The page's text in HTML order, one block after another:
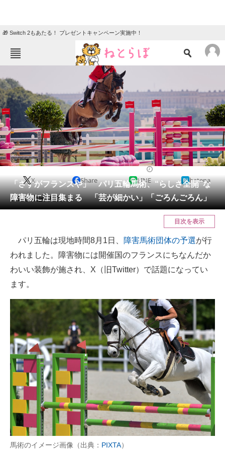
🎁 Switch 2もあたる！ プレゼントキャンペーン実施中！
TOP ニュース
エンタメ クイズ
グルメ 地域
住まい 教育・育児
動物 リサーチ
会員記事
メディア
ITの今と未来を見通す
スマホと通信の最新トレンド
進化するPCとデバイスの未来
好きが集まる 比べて選べる
ビジネスと働き方のヒント
AI活用のいまが分かる
企業ITのトレンドを詳説
経営リーダーのコミュニティ
マーケ×ITの今がよく分かる
ITエンジニア向け専門サイト
「さすがフランスや」 パリ五輪馬術、“らしさ全開”な
障害物に注目集まる 「芸が細かい」「ごろんごろん」
X Share LINE hatena
アレが山盛りです。
目次を表示
パリ五輪は現地時間8月1日、 障害馬術団体の予選が行
われました。障害物には開催国のフランスにちなんだか
わいい装飾が施され、X（旧Twitter）で話題になってい
ます。
馬術のイメージ画像（出典： PIXTA）